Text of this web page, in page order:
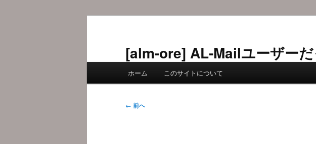
[alm-ore] AL-Mailユーザー
ホーム このサイトについて
投
← 前へ